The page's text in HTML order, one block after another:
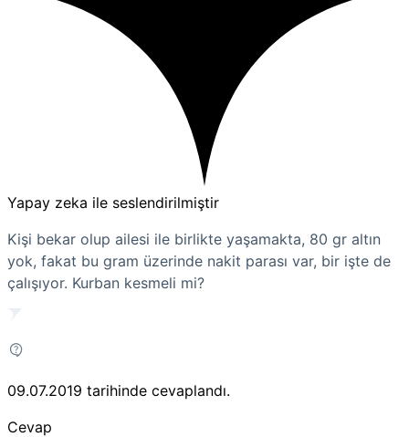
Yapay zeka ile seslendirilmiştir
Kişi bekar olup ailesi ile birlikte yaşamakta, 80 gr altın
yok, fakat bu gram üzerinde nakit parası var, bir işte de
çalışıyor. Kurban kesmeli mi?
09.07.2019 tarihinde cevaplandı.
Cevap